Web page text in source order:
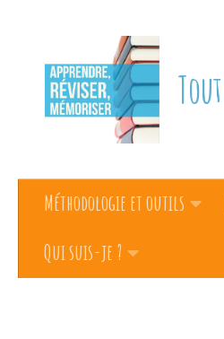
Méthodologie et outils
Qui suis-je ?